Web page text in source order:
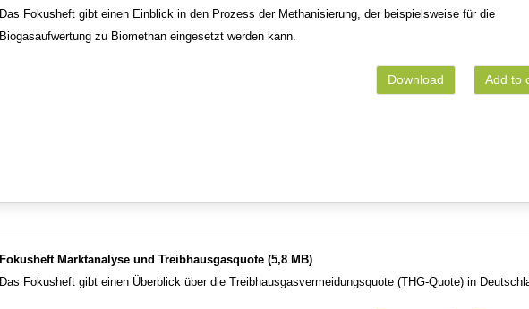
Das Fokusheft gibt einen Einblick in den Prozess der Methanisierung, der beispielsweise für die
Biogasaufwertung zu Biomethan eingesetzt werden kann.
Add to
Download
Fokusheft Marktanalyse und Treibhausgasquote (5,8 MB)
Das Fokusheft gibt einen Überblick über die Treibhausgasvermeidungsquote (THG-Quote) in